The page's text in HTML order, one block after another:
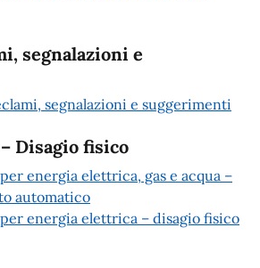
segnalazioni e
segnalazioni e suggerimenti
Disagio fisico
energia elettrica, gas e acqua –
automatico
energia elettrica – disagio fisico